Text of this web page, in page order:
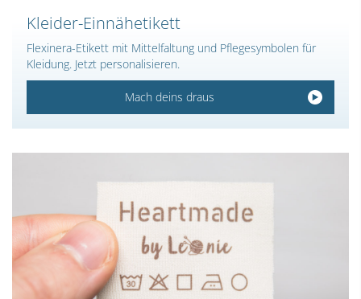
Kleider-Einnähetikett
Flexinera-Etikett mit Mittelfaltung und Pflegesymbolen für
Kleidung. Jetzt personalisieren.
Mach deins draus